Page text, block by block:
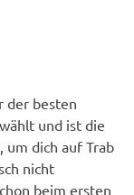
der besten
und ist die
um dich auf Trab
nicht
beim ersten